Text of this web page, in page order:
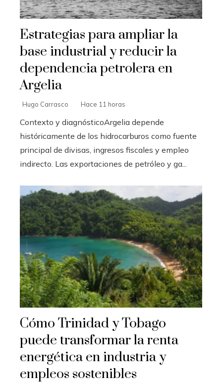
Estrategias para ampliar la
base industrial y reducir la
dependencia petrolera en
Argelia
Hugo Carrasco Hace 11 horas
Contexto y diagnósticoArgelia depende
históricamente de los hidrocarburos como fuente
principal de divisas, ingresos fiscales y empleo
indirecto. Las exportaciones de petróleo y ga...
Cómo Trinidad y Tobago
puede transformar la renta
energética en industria y
empleos sostenibles